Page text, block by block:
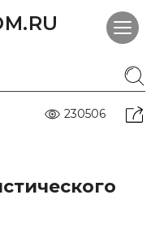
230506